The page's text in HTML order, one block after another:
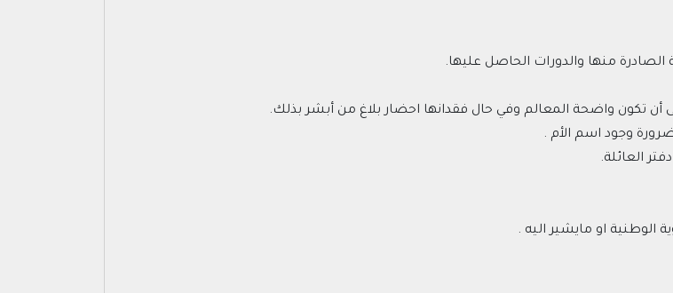
منها والدورات الحاصل عليها.
تكون واضحة المعالم وفي حال فقدانها احضار بلاغ من أبشر بذلك.
وجود اسم الأم .
العائلة.
او مايشير اليه .